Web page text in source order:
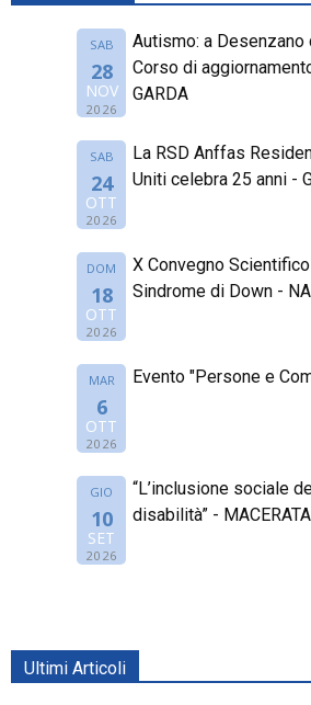
SAB
28
NOV
2026
Autismo: a Desenzano
Corso di
GARDA
SAB
24
OTT
2026
La RSD Anffas
Uniti celebra 25 anni -
DOM
18
OTT
2026
X Convegno
Sindrome di Down -
MAR
6
OTT
2026
Evento "Persone e
GIO
10
SET
2026
“L’inclusione sociale
disabilità” - MACERATA
Ultimi Articoli